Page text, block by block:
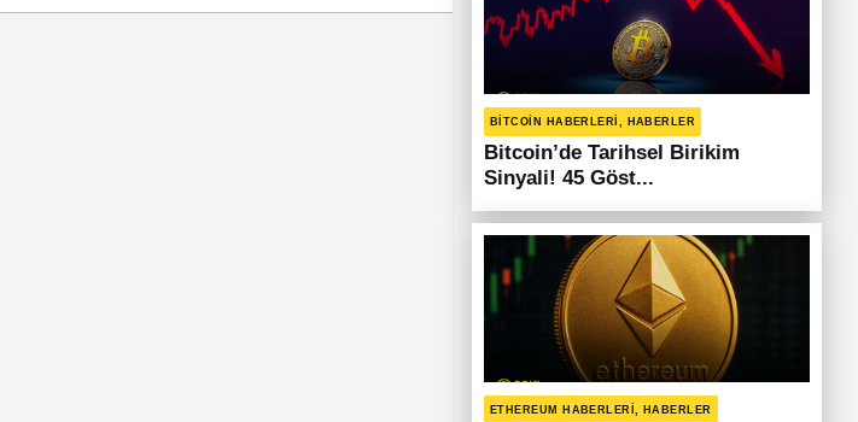
BITCOIN HABERLERI, HABERLER
Bitcoin’de Tarihsel Birikim
Sinyali! 45 Göst...
ETHEREUM HABERLERI, HABERLER